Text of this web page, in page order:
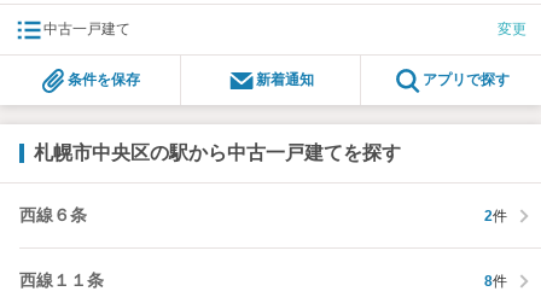
中古一戸建て 変更
条件を保存 新着通知 アプリで探す
札幌市中央区の駅から中古一戸建てを探す
西線６条 2件
西線１１条 8件